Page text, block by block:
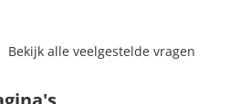
Bekijk alle veelgestelde vragen